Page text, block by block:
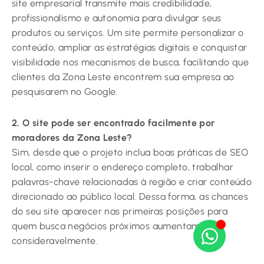
site empresarial transmite mais credibilidade,
profissionalismo e autonomia para divulgar seus
produtos ou serviços. Um site permite personalizar o
conteúdo, ampliar as estratégias digitais e conquistar
visibilidade nos mecanismos de busca, facilitando que
clientes da Zona Leste encontrem sua empresa ao
pesquisarem no Google.
2. O site pode ser encontrado facilmente por
moradores da Zona Leste?
Sim, desde que o projeto inclua boas práticas de SEO
local, como inserir o endereço completo, trabalhar
palavras-chave relacionadas à região e criar conteúdo
direcionado ao público local. Dessa forma, as chances
do seu site aparecer nas primeiras posições para
quem busca negócios próximos aumentam
consideravelmente.